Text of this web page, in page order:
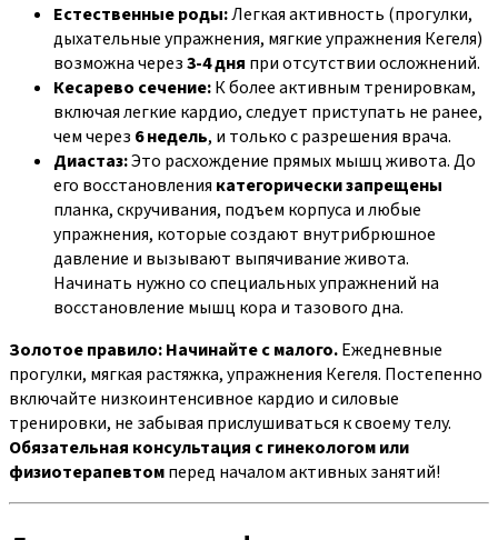
Естественные роды:Легкая активность (прогулки,
дыхательные упражнения, мягкие упражнения Кегеля)
возможна через3-4 дня при отсутствии осложнений.
Кесарево сечение:К более активным тренировкам,
включая легкие кардио, следует приступать не ранее,
чем через 6 недель, и только с разрешения врача.
Диастаз:Это расхождение прямых мышц живота. До
его восстановления категорически запрещены
планка, скручивания, подъем корпуса и любые
упражнения, которые создают внутрибрюшное
давление и вызывают выпячивание живота.
Начинать нужно со специальных упражнений на
восстановление мышц кора и тазового дна.
Золотое правило:Начинайте с малого.Ежедневные
прогулки, мягкая растяжка, упражнения Кегеля. Постепенно
включайте низкоинтенсивное кардио и силовые
тренировки, не забывая прислушиваться к своему телу.
Обязательная консультация с гинекологом или
физиотерапевтомперед началом активных занятий!